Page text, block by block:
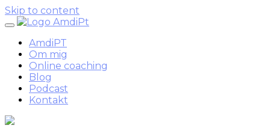
Skip to content
AmdiPT
Om mig
Online coaching
Blog
Podcast
Kontakt